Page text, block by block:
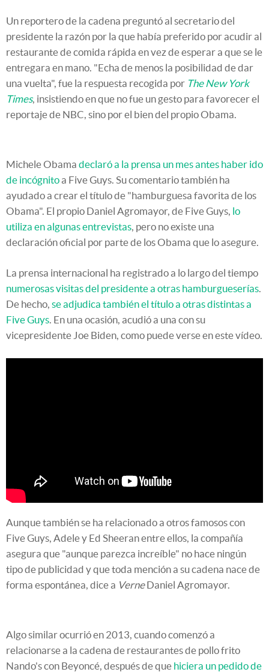
Un reportero de la cadena preguntó al secretario del
presidente la razón por la que había preferido por acudir al
restaurante de comida rápida en vez de esperar a que se le
entregara en mano. "Echa de menos la posibilidad de dar
una vuelta", fue la respuesta recogida por The New York
Times, insistiendo en que no fue un gesto para favorecer el
reportaje de NBC, sino por el bien del propio Obama.
Michele Obama declaró a la prensa un mes antes haber ido
de incógnitoa Five Guys. Su comentario también ha
ayudado a crear el título de "hamburguesa favorita de los
Obama". El propio Daniel Agromayor, de Five Guys, lo
utiliza en algunas entrevistas, pero no existe una
declaración oficial por parte de los Obama que lo asegure.
La prensa internacional ha registrado a lo largo del tiempo
numerosas visitas del presidente a otras hamburgueserías.
De hecho, se adjudica también el título a otras distintas a
Five Guys. En una ocasión, acudió a una con su
vicepresidente Joe Biden, como puede verse en este vídeo.
Aunque también se ha relacionado a otros famosos con
Five Guys, Adele y Ed Sheeran entre ellos, la compañía
asegura que "aunque parezca increíble" no hace ningún
tipo de publicidad y que toda mención a su cadena nace de
forma espontánea, dice a VerneDaniel Agromayor.
Algo similar ocurrió en 2013, cuando comenzó a
relacionarse a la cadena de restaurantes de pollo frito
Nando's con Beyoncé, después de que hiciera un pedido de